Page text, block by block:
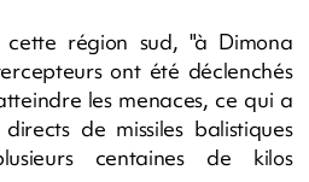
région sud, "à Dimona
ont été déclenchés
les menaces, ce qui a
de missiles balistiques
centaines de kilos